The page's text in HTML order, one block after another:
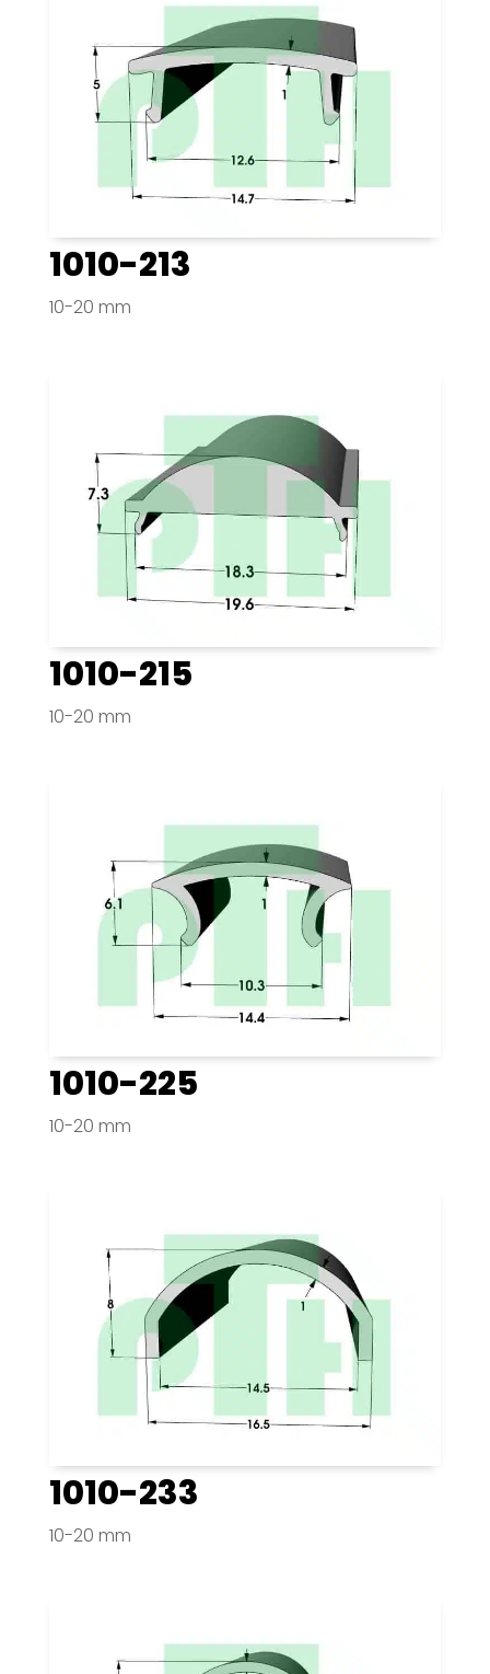
1010-213
10-20 mm
1010-215
10-20 mm
1010-225
10-20 mm
1010-233
10-20 mm